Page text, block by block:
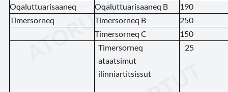
Oqaluttuarisaaneq Oqaluttuarisaaneq B
190
Timersorneq
Timersorneq B
250
Timersorneq C
150
Timersorneq
ataatsimut
ilinniartitsissut
25